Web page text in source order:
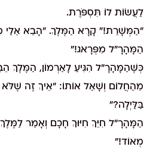
לַעֲשׂוֹת לוֹ תִּסְפֹּרֶת.
"הַמְּשָׁרֵת!" קָרָא הַמֶּלֶךְ. "הָבֵא אֵלַי
הַמָּהָרָ"ל מִפְּרָאג!"
כְּשֶׁהַמָּהָרָ"ל הִגִּיעַ לָאַרְמוֹן, הַמֶּלֶךְ
מֵהַחֲלוֹם וְשָׁאַל אוֹתוֹ: "אֵיךְ זֶה שֶׁלֹּא
בַּלַּיְלָה?"
הַמָּהָרָ"ל חִיֵּךְ חִיּוּךְ חָכָם וְאָמַר
מְאוֹד!"